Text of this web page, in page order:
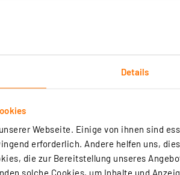
Details
Webseite. Einige von ihnen sind
erforderlich. Andere helfen uns,
die zur Bereitstellung unseres
solche Cookies, um Inhalte und
des Klingeltasters
(nur bei Anschluss mit
oder 2x AAA Batterien (nicht im
beliebig vielen Empfängern